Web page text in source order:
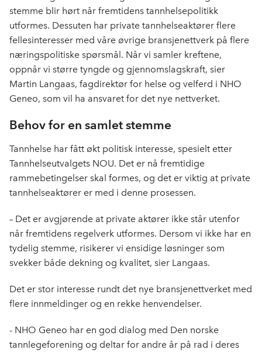
stemme blir hørt når fremtidens tannhelsepolitikk
utformes. Dessuten har private tannhelseaktører flere
fellesinteresser med våre øvrige bransjenettverk på flere
næringspolitiske spørsmål. Når vi samler kreftene,
oppnår vi større tyngde og gjennomslagskraft, sier
Martin Langaas, fagdirektør for helse og velferd i NHO
Geneo, som vil ha ansvaret for det nye nettverket.
Behov for en samlet stemme
Tannhelse har fått økt politisk interesse, spesielt etter
Tannhelseutvalgets NOU. Det er nå fremtidige
rammebetingelser skal formes, og det er viktig at private
tannhelseaktører er med i denne prosessen.
– Det er avgjørende at private aktører ikke står utenfor
når fremtidens regelverk utformes. Dersom vi ikke har en
tydelig stemme, risikerer vi ensidige løsninger som
svekker både dekning og kvalitet, sier Langaas.
Det er stor interesse rundt det nye bransjenettverket med
flere innmeldinger og en rekke henvendelser.
- NHO Geneo har en god dialog med Den norske
tannlegeforening og deltar for andre år på rad i deres